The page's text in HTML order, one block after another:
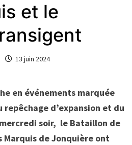
et le
13 juin 2024
en événements marquée
d’expansion et du
soir, le Bataillon de
de Jonquière ont